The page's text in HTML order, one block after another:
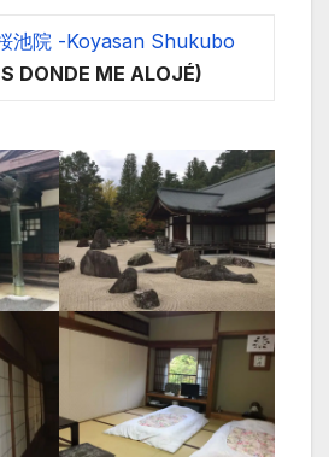
池院 -Koyasan Shukubo
DONDE ME ALOJÉ)